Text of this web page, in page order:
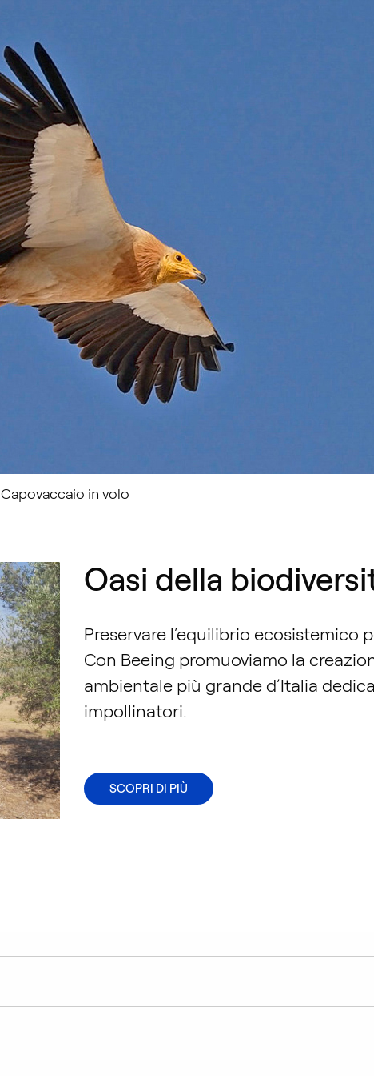
Capovaccaio in volo
Oasi della
Preservare l’equilibrio ecosistemico
Con Beeing promuoviamo la
ambientale più grande d’Italia
impollinatori.
SCOPRI DI PIÙ